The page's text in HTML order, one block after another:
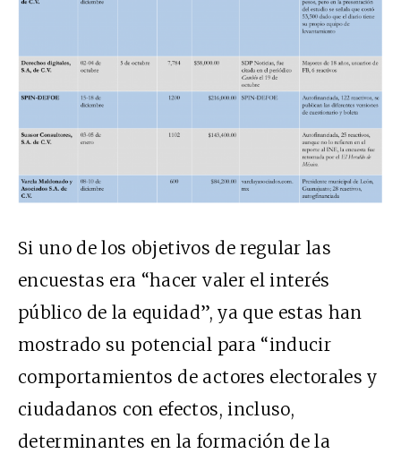
Si uno de los objetivos de regular las
encuestas era “hacer valer el interés
público de la equidad”, ya que estas han
mostrado su potencial para “inducir
comportamientos de actores electorales y
ciudadanos con efectos, incluso,
determinantes en la formación de la